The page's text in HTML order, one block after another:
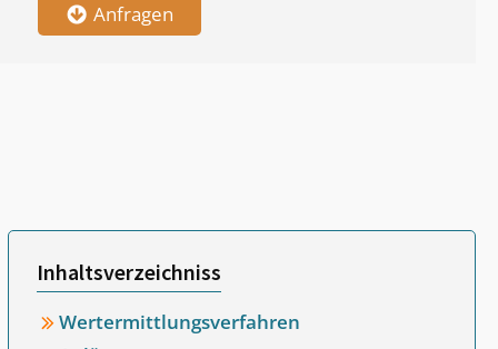
Anfragen
Inhaltsverzeichniss
Wertermittlungsverfahren